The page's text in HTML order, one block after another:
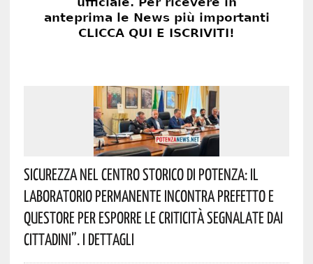
Sicurezza Nel Centro Storico Di Potenza: Il
Laboratorio Permanente Incontra Prefetto E
Questore Per Esporre Le Criticità Segnalate Dai
Cittadini”. I Dettagli